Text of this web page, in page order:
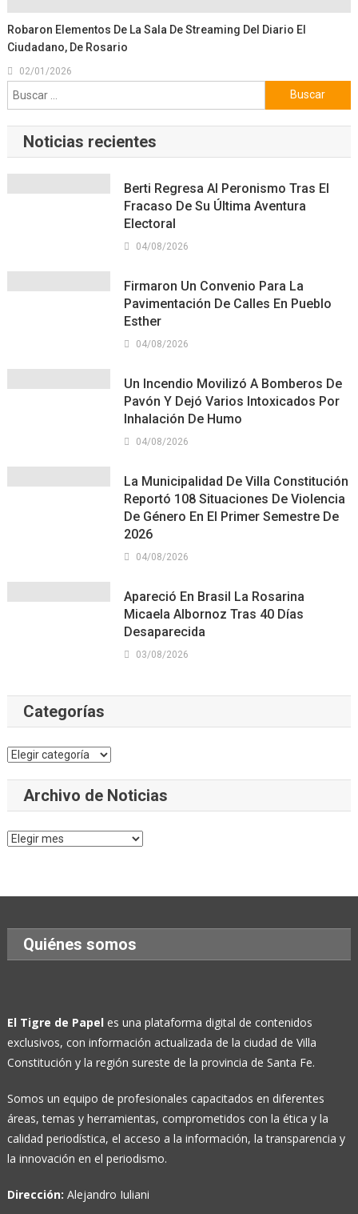
Robaron Elementos De La Sala De Streaming Del Diario El
Ciudadano, De Rosario
02/01/2026
Buscar:
Noticias recientes
Berti Regresa Al Peronismo Tras El
Fracaso De Su Última Aventura
Electoral
04/08/2026
Firmaron Un Convenio Para La
Pavimentación De Calles En Pueblo
Esther
04/08/2026
Un Incendio Movilizó A Bomberos De
Pavón Y Dejó Varios Intoxicados Por
Inhalación De Humo
04/08/2026
La Municipalidad De Villa Constitución
Reportó 108 Situaciones De Violencia
De Género En El Primer Semestre De
2026
04/08/2026
Apareció En Brasil La Rosarina
Micaela Albornoz Tras 40 Días
Desaparecida
03/08/2026
Categorías
Categorías
Archivo de Noticias
Archivo
Quiénes somos
El Tigre de Papel es una plataforma digital de contenidos
exclusivos, con información actualizada de la ciudad de Villa
Constitución y la región sureste de la provincia de Santa Fe.
Somos un equipo de profesionales capacitados en diferentes
áreas, temas y herramientas, comprometidos con la ética y la
calidad periodística, el acceso a la información, la transparencia y
la innovación en el periodismo.
Dirección:Alejandro Iuliani